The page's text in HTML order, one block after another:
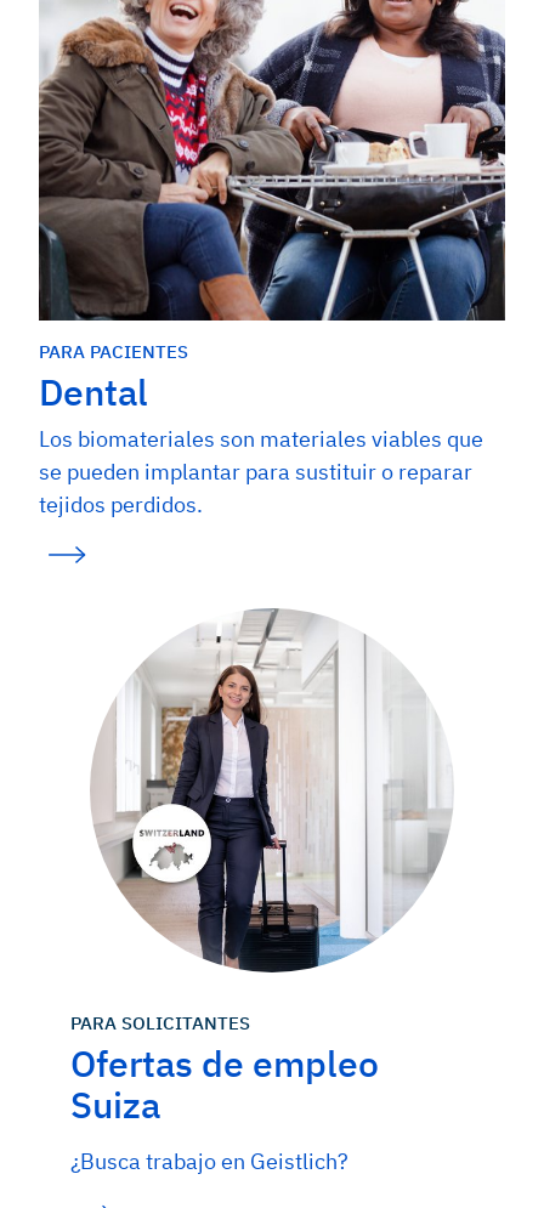
PARA PACIENTES
Dental
Los biomateriales son materiales viables que
se pueden implantar para sustituir o reparar
tejidos perdidos.
PARA SOLICITANTES
Ofertas de empleo
Suiza
¿Busca trabajo en Geistlich?